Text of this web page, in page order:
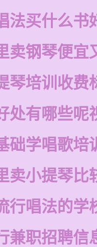
法买什么书
卖钢琴便宜
琴培训收费
处有哪些呢
础学唱歌培
卖小提琴比
行唱法的学
兼职招聘信